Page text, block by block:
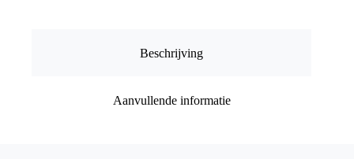
Beschrijving
Aanvullende informatie